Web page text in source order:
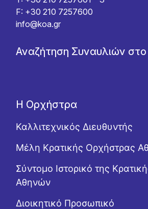
F: +30 210 7257600
info@koa.gr
Αναζήτηση Συναυλιών
Η Ορχήστρα
Καλλιτεχνικός Διευθυντής
Μέλη Κρατικής Ορχήστρας
Σύντομο Ιστορικό της
Αθηνών
Διοικητικό Προσωπικό